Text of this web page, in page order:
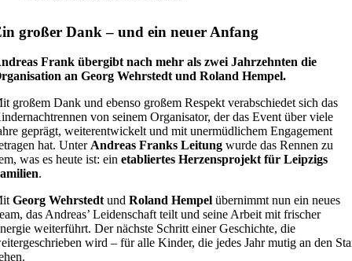
großer Dank – und ein neuer Anfang
Frank übergibt nach mehr als zwei Jahrzehnten die
an Georg Wehrstedt und Roland Hempel.
großem Dank und ebenso großem Respekt verabschiedet sich das
von seinem Organisator, der das Event über viele
geprägt, weiterentwickelt und mit unermüdlichem Engagement
hat. UnterAndreas Franks Leitung wurde das Rennen zu
was es heute ist: einetabliertes Herzensprojekt für Leipzigs
.
Georg WehrstedtundRoland Hempel übernimmt nun ein neues
das Andreas’ Leidenschaft teilt und seine Arbeit mit frischer
weiterführt. Der nächste Schritt einer Geschichte, die
wird – für alle Kinder, die jedes Jahr mutig an den